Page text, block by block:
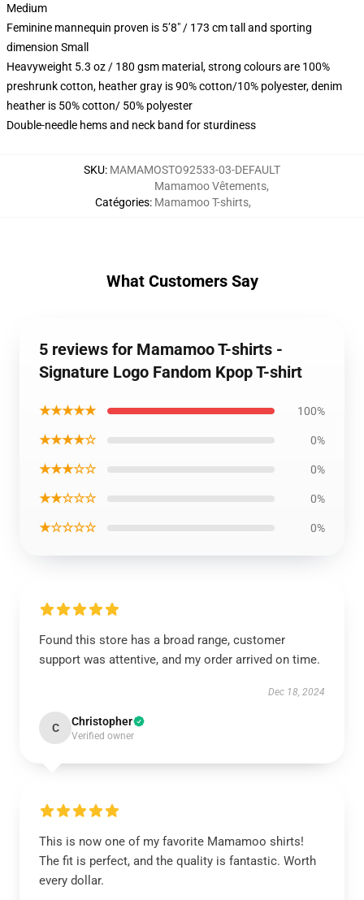
Medium
Feminine mannequin proven is 5’8″ / 173 cm tall and sporting
dimension Small
Heavyweight 5.3 oz / 180 gsm material, strong colours are 100%
preshrunk cotton, heather gray is 90% cotton/10% polyester, denim
heather is 50% cotton/ 50% polyester
Double-needle hems and neck band for sturdiness
SKU: MAMAMOSTO92533-03-DEFAULT
Catégories:
Mamamoo Vêtements,
Mamamoo T-shirts,
What Customers Say
5 reviews for Mamamoo T-shirts -
Signature Logo Fandom Kpop T-shirt
★★★★★ 100%
★★★★☆ 0%
★★★☆☆ 0%
★★☆☆☆ 0%
★☆☆☆☆ 0%
Found this store has a broad range, customer
support was attentive, and my order arrived on time.
Dec 18, 2024
C Christopher
Verified owner
This is now one of my favorite Mamamoo shirts!
The fit is perfect, and the quality is fantastic. Worth
every dollar.